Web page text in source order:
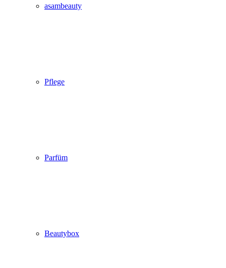
asambeauty
Pflege
Parfüm
Beautybox